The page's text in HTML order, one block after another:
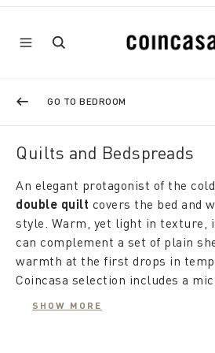
GO TO BEDROOM
Quilts and Bedspreads
An elegant protagonist of the
double quilt covers the bed and
style. Warm, yet light in texture,
can complement a set of plain
warmth at the first drops in
Coincasa selection includes a
with a special aloe vera finish:
SHOW MORE